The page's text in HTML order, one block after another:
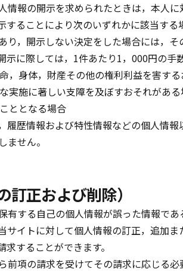
情報の開示を求められたときは，本人
することにより次のいずれかに該当す
り，開示しない決定をした場合には，そ
示に際しては，1件あたり1，000円の手
，身体，財産その他の権利利益を害す
実施に著しい支障を及ぼすおそれがあ
ととなる場合
履歴情報および特性情報などの個人情報
ません。
正および削除）
有する自己の個人情報が誤った情報で
サイトに対して個人情報の訂正，追加
することができます。
前項の請求を受けてその請求に応じる